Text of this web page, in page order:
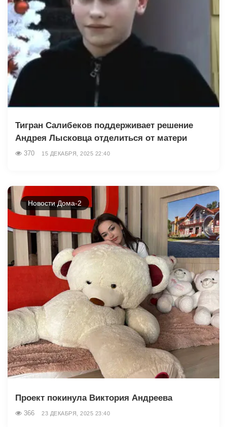
Тигран Салибеков поддерживает решение
Андрея Лысковца отделиться от матери
370 15 ДЕКАБРЯ, 2025 22:40
Новости Дома-2
Проект покинула Виктория Андреева
366 23 ДЕКАБРЯ, 2025 23:40